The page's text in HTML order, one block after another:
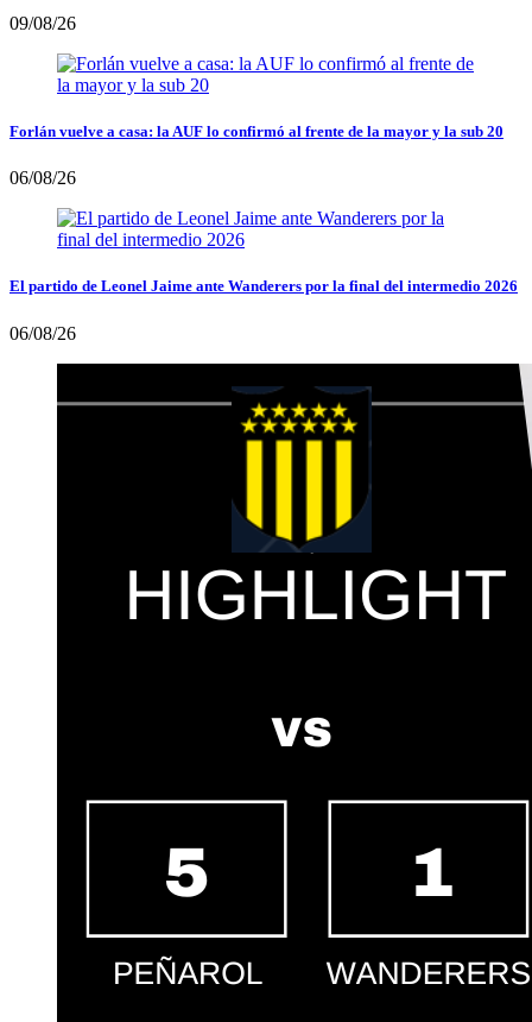
09/08/26
Forlán vuelve a casa: la AUF lo confirmó al frente de la mayor y la sub 20
06/08/26
El partido de Leonel Jaime ante Wanderers por la final del intermedio 2026
06/08/26